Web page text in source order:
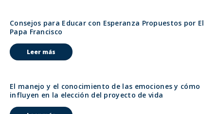
Consejos para Educar con Esperanza Propuestos por El
Papa Francisco
Leer más
El manejo y el conocimiento de las emociones y cómo
influyen en la elección del proyecto de vida